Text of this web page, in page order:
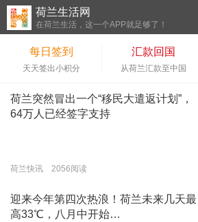
荷兰生活网
在荷兰生活，这一个APP就足够了！
每日签到
天天签出小积分
汇款回国
从荷兰汇款至中国
荷兰突然冒出一个“移民大遣返计划”，
64万人已经签字支持
荷兰快讯 2056阅读
迎来今年第四次热浪！荷兰未来几天最
高33℃，八月中开始…